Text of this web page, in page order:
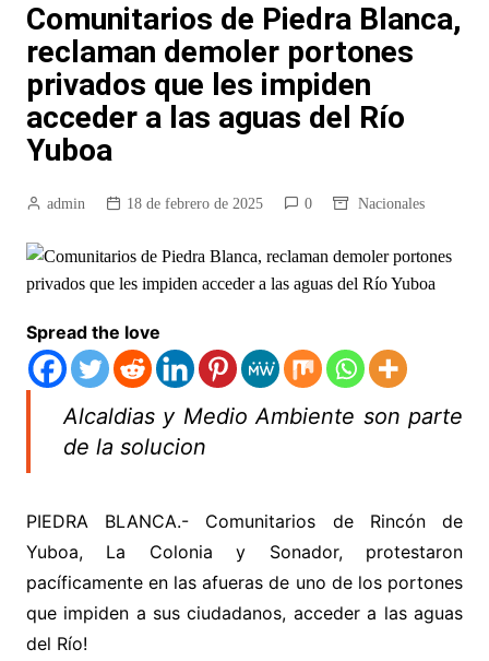
Comunitarios de Piedra Blanca,
reclaman demoler portones
privados que les impiden
acceder a las aguas del Río
Yuboa
admin 18 de febrero de 2025 0 Nacionales
Spread the love
Alcaldias y Medio Ambiente son parte
de la solucion
PIEDRA BLANCA.- Comunitarios de Rincón de
Yuboa, La Colonia y Sonador, protestaron
pacíficamente en las afueras de uno de los portones
que impiden a sus ciudadanos, acceder a las aguas
del Río!